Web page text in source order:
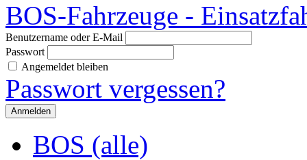
BOS-Fahrzeuge -
Benutzername oder E-Mail
Passwort
Angemeldet bleiben
Passwort vergessen?
BOS (alle)